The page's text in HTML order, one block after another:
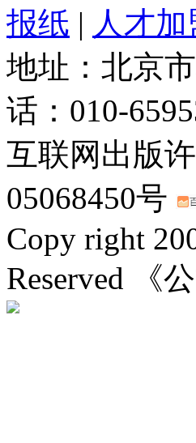
报纸 | 人才加
地址：北京
话：010-
互联网出版
05068450号
Copy right
Reserved 《